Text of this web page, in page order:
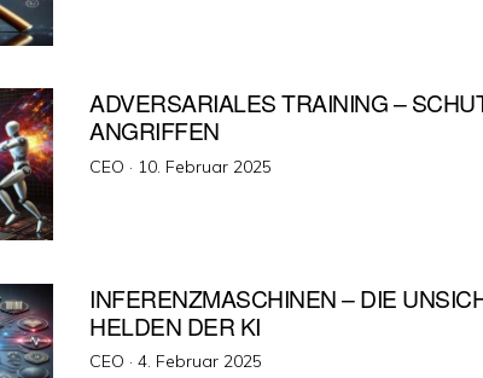
ADVERSARIALES TRAINING –
ANGRIFFEN
CEO · Veröffentlicht
10. Februar 2025
INFERENZMASCHINEN – DIE
HELDEN DER KI
CEO ·Veröffentlicht
4. Februar 2025